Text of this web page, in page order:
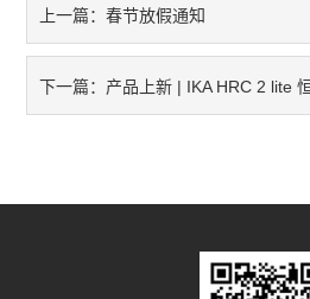
上一篇：春节放假通知
下一篇： 产品上新 | IKA HRC 2 lite